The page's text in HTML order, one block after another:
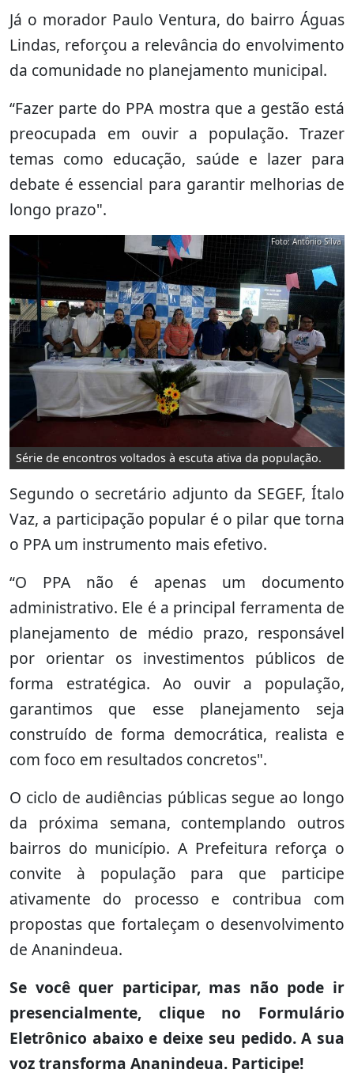
Já o morador Paulo Ventura, do bairro Águas
Lindas, reforçou a relevância do envolvimento
da comunidade no planejamento municipal.
“Fazer parte do PPA mostra que a gestão está
preocupada em ouvir a população. Trazer
temas como educação, saúde e lazer para
debate é essencial para garantir melhorias de
longo prazo".
Série de encontros voltados à escuta ativa da população.
Foto: Antônio Silva
Segundo o secretário adjunto da SEGEF, Ítalo
Vaz, a participação popular é o pilar que torna
o PPA um instrumento mais efetivo.
“O PPA não é apenas um documento
administrativo. Ele é a principal ferramenta de
planejamento de médio prazo, responsável
por orientar os investimentos públicos de
forma estratégica. Ao ouvir a população,
garantimos que esse planejamento seja
construído de forma democrática, realista e
com foco em resultados concretos".
O ciclo de audiências públicas segue ao longo
da próxima semana, contemplando outros
bairros do município. A Prefeitura reforça o
convite à população para que participe
ativamente do processo e contribua com
propostas que fortaleçam o desenvolvimento
de Ananindeua.
Se você quer participar, mas não pode ir
presencialmente, clique no Formulário
Eletrônico abaixo e deixe seu pedido. A sua
voz transforma Ananindeua. Participe!